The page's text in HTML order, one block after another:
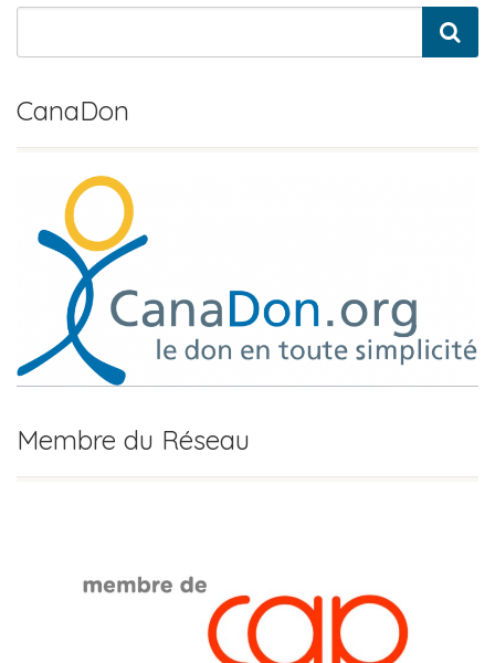
CanaDon
Membre du Réseau